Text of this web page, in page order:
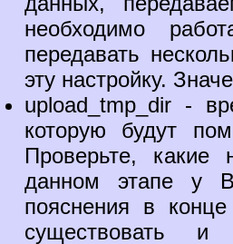
необходимо
передавать
эту настройку.
upload_tmp_dir -
которую будут
Проверьте,
данном этапе у
пояснения в
существовать